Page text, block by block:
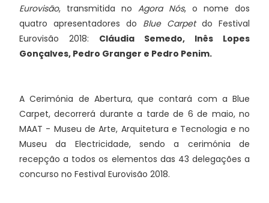
Eurovisão, transmitida no Agora Nós, o nome dos
quatro apresentadores do Blue Carpetdo Festival
Eurovisão 2018: Cláudia Semedo, Inês Lopes
Gonçalves, Pedro Granger e Pedro Penim.
A Cerimónia de Abertura, que contará com a Blue
Carpet, decorrerá durante a tarde de 6 de maio, no
MAAT - Museu de Arte, Arquitetura e Tecnologia e no
Museu da Electricidade, sendo a cerimónia de
recepção a todos os elementos das 43 delegações a
concurso no Festival Eurovisão 2018.